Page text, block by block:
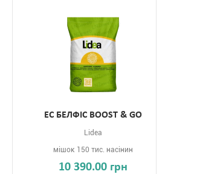
ЕС БЕЛФІС BOOST & GO
Lidea
мішок 150 тис. насінин
10 390.00 грн